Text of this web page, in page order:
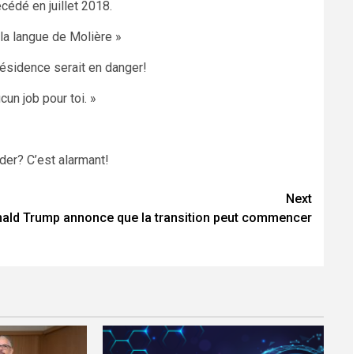
en juillet 2018.
langue de Molière »
serait en danger!
job pour toi. »
C’est alarmant!
Next
Trump annonce que la transition peut commencer